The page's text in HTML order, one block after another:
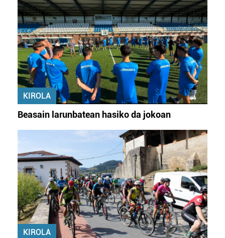
KIROLA
Beasain larunbatean hasiko da jokoan
KIROLA